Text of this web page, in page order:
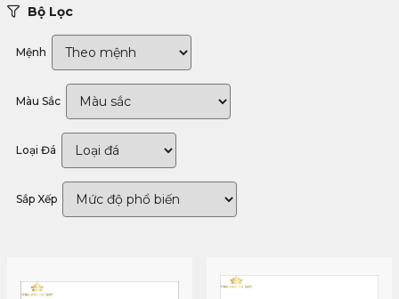
Bộ Lọc
Mệnh
Màu Sắc
Loại Đá
Sắp Xếp